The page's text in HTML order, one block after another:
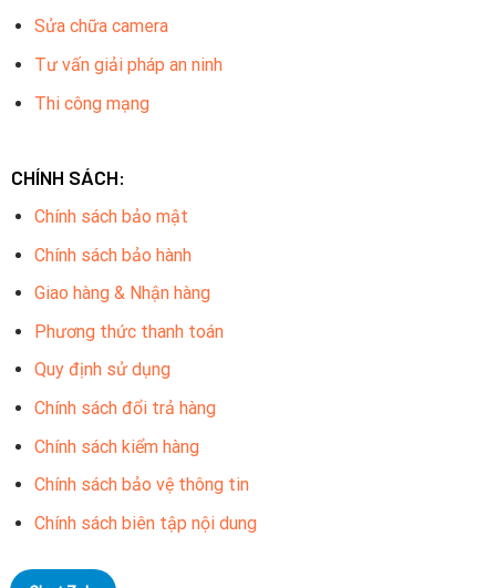
Sửa chữa camera
Tư vấn giải pháp an ninh
Thi công mạng
CHÍNH SÁCH:
Chính sách bảo mật
Chính sách bảo hành
Giao hàng & Nhận hàng
Phương thức thanh toán
Quy định sử dụng
Chính sách đổi trả hàng
Chính sách kiểm hàng
Chính sách bảo vệ thông tin
Chính sách biên tập nội dung